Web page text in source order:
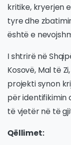
kritike, kryerjen
tyre dhe
është e
I shtrirë në
Kosovë, Mal të
projekti synon
për identifikimin
të vjetër në të
Qëllimet: